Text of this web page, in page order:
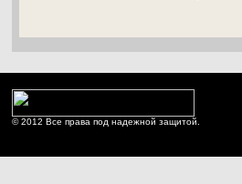
© 2012 Все права под надежной защитой.